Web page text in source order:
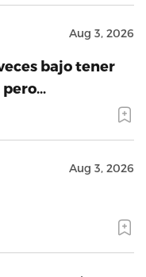
Aug 3, 2026
bajo tener
pero…
Aug 3, 2026